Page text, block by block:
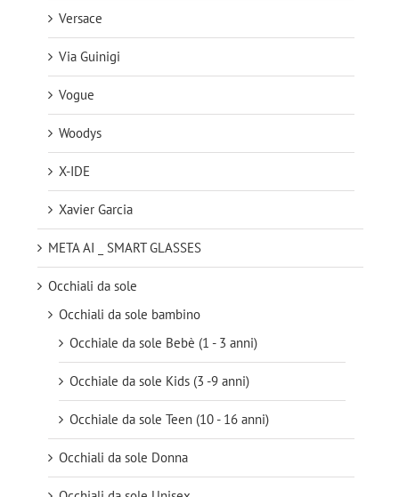
Versace
Via Guinigi
Vogue
Woodys
X-IDE
Xavier Garcia
META AI _ SMART GLASSES
Occhiali da sole
Occhiali da sole bambino
Occhiale da sole Bebè (1 - 3 anni)
Occhiale da sole Kids (3 -9 anni)
Occhiale da sole Teen (10 - 16 anni)
Occhiali da sole Donna